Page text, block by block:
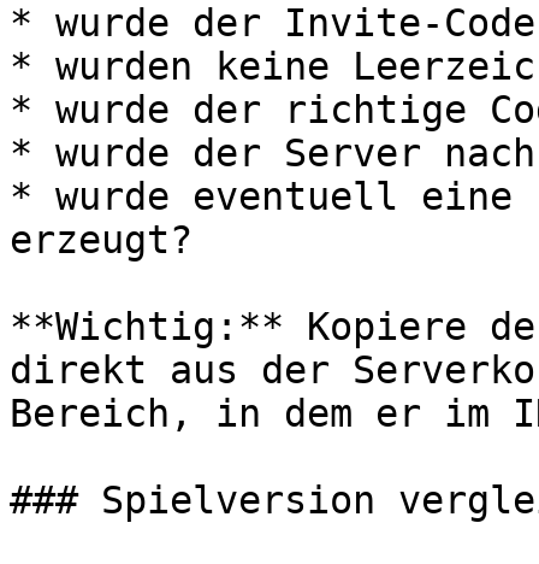
* wurde der Invite-
* wurden keine
* wurde der richtige
* wurde der Server
* wurde eventuell eine
erzeugt?
**Wichtig:** Kopiere
direkt aus der
Bereich, in dem er im
### Spielversion